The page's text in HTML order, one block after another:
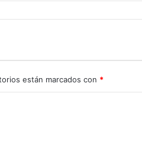
están marcados con *